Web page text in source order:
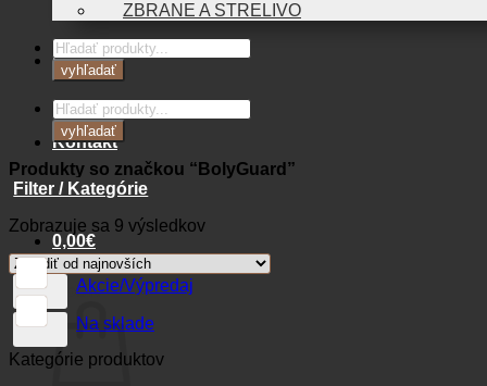
Blog
Kontakt
0,00€
Košík
ZBRANE A STRELIVO
Products
search
vyhľadať
Products
search
vyhľadať
Produkty so značkou “BolyGuard”
Filter / Kategórie
Zobrazuje sa 9 výsledkovZoradené
najnovších
Akcie/Výpredaj
Na sklade
Kategórie produktov